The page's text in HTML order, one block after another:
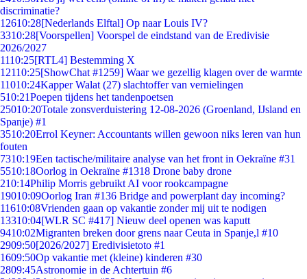
discriminatie?
12610:28[Nederlands Elftal] Op naar Louis IV?
3310:28[Voorspellen] Voorspel de eindstand van de Eredivisie
2026/2027
1110:25[RTL4] Bestemming X
12110:25[ShowChat #1259] Waar we gezellig klagen over de warmte
11010:24Kapper Walat (27) slachtoffer van vernielingen
510:21Poepen tijdens het tandenpoetsen
25010:20Totale zonsverduistering 12-08-2026 (Groenland, IJsland en
Spanje) #1
3510:20Errol Keyner: Accountants willen gewoon niks leren van hun
fouten
7310:19Een tactische/militaire analyse van het front in Oekraïne #31
5510:18Oorlog in Oekraïne #1318 Drone baby drone
210:14Philip Morris gebruikt AI voor rookcampagne
19010:09Oorlog Iran #136 Bridge and powerplant day incoming?
11610:08Vrienden gaan op vakantie zonder mij uit te nodigen
13310:04[WLR SC #417] Nieuw deel openen was kaputt
9410:02Migranten breken door grens naar Ceuta in Spanje,l #10
2909:50[2026/2027] Eredivisietoto #1
1609:50Op vakantie met (kleine) kinderen #30
2809:45Astronomie in de Achtertuin #6